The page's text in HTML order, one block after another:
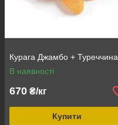
Курага Джамбо + Туреччина
В наявності
670 ₴/кг
Купити